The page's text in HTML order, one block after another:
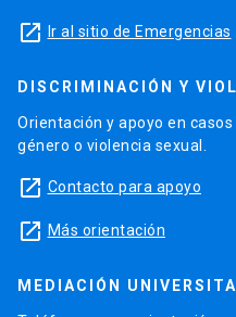
launch Ir al sitio de Emergencias
DISCRIMINACIÓN Y
Orientación y apoyo en
género o violencia sexual.
launch Contacto para apoyo
launch Más orientación
MEDIACIÓN